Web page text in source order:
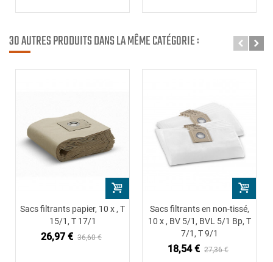
30 AUTRES PRODUITS DANS LA MÊME CATÉGORIE :
Sacs filtrants papier, 10 x , T
15/1, T 17/1
26,97 € 36,60 €
Sacs filtrants en non-tissé,
10 x , BV 5/1, BVL 5/1 Bp, T
7/1, T 9/1
18,54 € 27,36 €